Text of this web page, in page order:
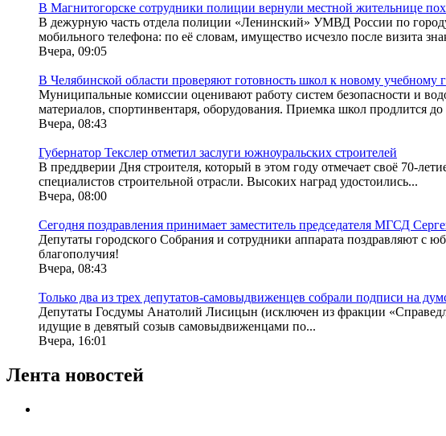
В Магнитогорске сотрудники полиции вернули местной жительнице
В дежурную часть отдела полиции «Ленинский» УМВД России по
мобильного телефона: по её словам, имущество исчезло после визита
Вчера, 09:05
В Челябинской области проверяют готовность школ к новому учебному
Муниципальные комиссии оценивают работу систем безопасности и
материалов, спортинвентаря, оборудования. Приемка школ продлится до
Вчера, 08:43
Губернатор Текслер отметил заслуги южноуральских строителей
В преддверии Дня строителя, который в этом году отмечает своё 70-
специалистов строительной отрасли. Высоких наград удостоились...
Вчера, 08:00
Сегодня поздравления принимает заместитель председателя МГСД
Депутаты городского Собрания и сотрудники аппарата поздравляют с
благополучия!
Вчера, 08:43
Только два из трех депутатов-самовыдвиженцев собрали подписи на
Депутаты Госдумы Анатолий Лисицын (исключен из фракции
идущие в девятый созыв самовыдвиженцами по...
Вчера, 16:01
Лента новостей